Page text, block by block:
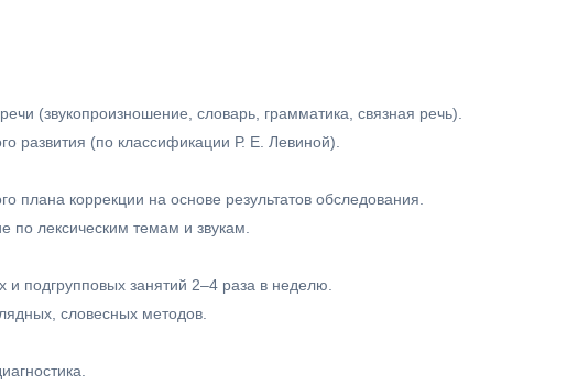
(звукопроизношение, словарь, грамматика, связная речь).
развития (по классификации Р. Е. Левиной).
плана коррекции на основе результатов обследования.
по лексическим темам и звукам.
подгрупповых занятий 2–4 раза в неделю.
словесных методов.